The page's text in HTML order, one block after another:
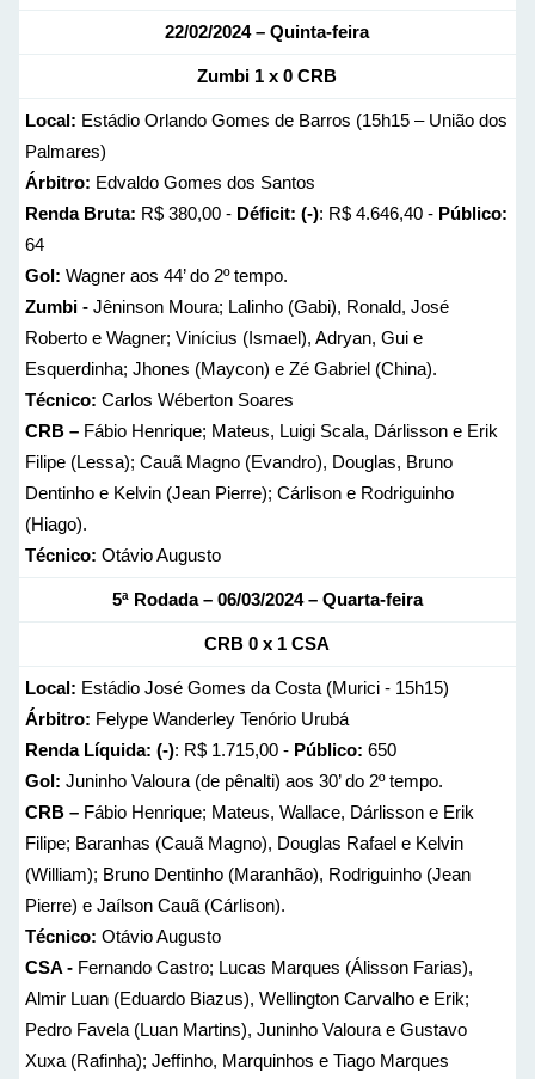
22/02/2024 – Quinta-feira
Zumbi 1 x 0 CRB
Local: Estádio Orlando Gomes de Barros (15h15 – União dos
Palmares)
Árbitro: Edvaldo Gomes dos Santos
Renda Bruta: R$ 380,00 - Déficit: (-): R$ 4.646,40 - Público:
64
Gol: Wagner aos 44’ do 2º tempo.
Zumbi -Jêninson Moura; Lalinho (Gabi), Ronald, José
Roberto e Wagner; Vinícius (Ismael), Adryan, Gui e
Esquerdinha; Jhones (Maycon) e Zé Gabriel (China).
Técnico: Carlos Wéberton Soares
CRB – Fábio Henrique; Mateus, Luigi Scala, Dárlisson e Erik
Filipe (Lessa); Cauã Magno (Evandro), Douglas, Bruno
Dentinho e Kelvin (Jean Pierre); Cárlison e Rodriguinho
(Hiago).
Técnico: Otávio Augusto
5ª Rodada – 06/03/2024 – Quarta-feira
CRB 0 x 1 CSA
Local: Estádio José Gomes da Costa (Murici - 15h15)
Árbitro: Felype Wanderley Tenório Urubá
Renda Líquida: (-): R$ 1.715,00 - Público: 650
Gol: Juninho Valoura (de pênalti) aos 30’ do 2º tempo.
CRB – Fábio Henrique; Mateus, Wallace, Dárlisson e Erik
Filipe; Baranhas (Cauã Magno), Douglas Rafael e Kelvin
(William); Bruno Dentinho (Maranhão), Rodriguinho (Jean
Pierre) e Jaílson Cauã (Cárlison).
Técnico: Otávio Augusto
CSA - Fernando Castro; Lucas Marques (Álisson Farias),
Almir Luan (Eduardo Biazus), Wellington Carvalho e Erik;
Pedro Favela (Luan Martins), Juninho Valoura e Gustavo
Xuxa (Rafinha); Jeffinho, Marquinhos e Tiago Marques